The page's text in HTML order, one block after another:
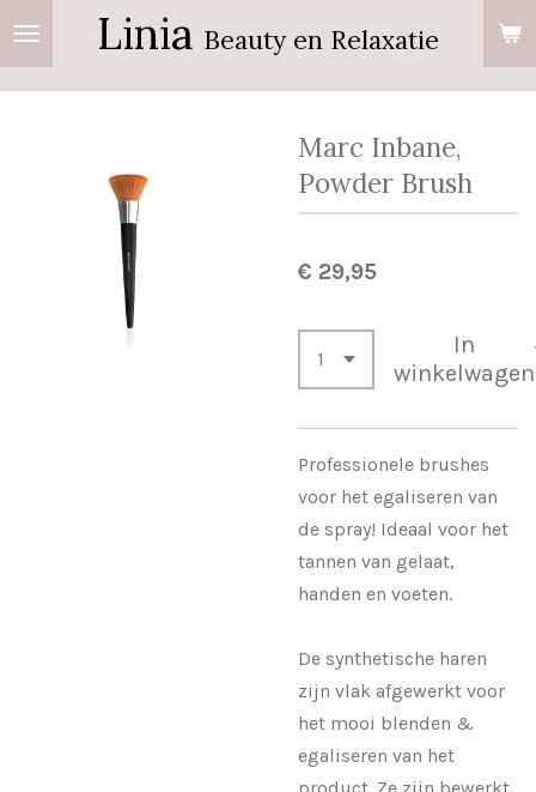
Ga
naar
Linia Beauty en Relaxatie
Marc Inbane,
Powder Brush
€ 29,95
In
winkelwagen
Professionele brushes
voor het egaliseren van
de spray! Ideaal voor het
tannen van gelaat,
handen en voeten.
De synthetische haren
zijn vlak afgewerkt voor
het mooi blenden &
egaliseren van het